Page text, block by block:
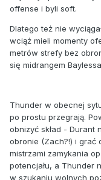
offense i byli soft.
Dlatego też nie
wciąż mieli momenty
metrów strefy bez
się midrangem
Thunder w obecnej
po prostu przegrają.
obnizyć skład - Durant
obronie (Zach?!) i grać
mistrzami zamykania
potencjału, a Thunder
w szukaniu wolnych